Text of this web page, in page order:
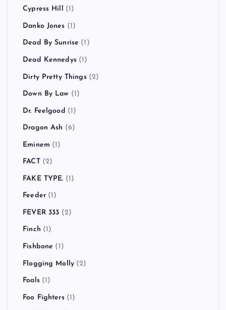
Cypress Hill (1)
Danko Jones (1)
Dead By Sunrise (1)
Dead Kennedys(1)
Dirty Pretty Things(2)
Down By Law (1)
Dr. Feelgood (1)
Dragon Ash (6)
Eminem (1)
FACT(2)
FAKE TYPE. (1)
Feeder(1)
FEVER 333 (2)
Finch (1)
Fishbone (1)
Flogging Molly (2)
Foals(1)
Foo Fighters(1)